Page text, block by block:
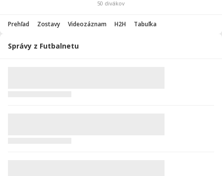
50 divákov
Prehľad Zostavy Videozáznam H2H Tabuľka
Správy z Futbalnetu